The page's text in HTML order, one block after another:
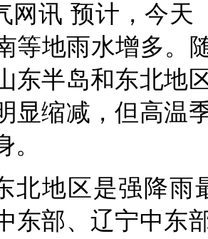
网讯 预计，今天
等地雨水增多。
东半岛和东北地
显缩减，但高温
北地区是强降雨
东部、辽宁中东